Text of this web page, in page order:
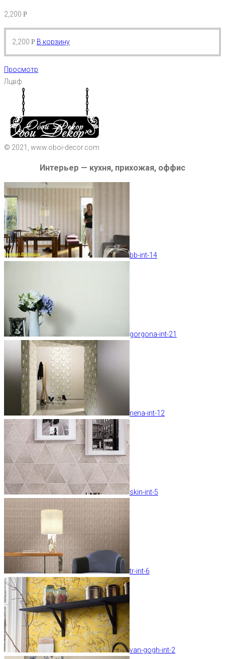
2,200 Р
2,200 Р В корзину
Просмотр
Лцвф
© 2021, www.oboi-decor.com
Интерьер — кухня, прихожая, оффис
bb-int-14
gorgona-int-21
nena-int-12
skin-int-5
tr-int-6
van-gogh-int-2